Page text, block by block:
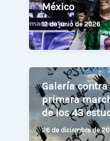
México
12 de junio de 2026
Galería
primera
de los 43
26 de diciembre de